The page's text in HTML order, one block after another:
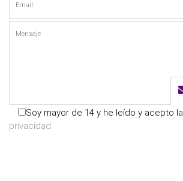
Soy mayor de 14 y he leído y acepto la
privacidad